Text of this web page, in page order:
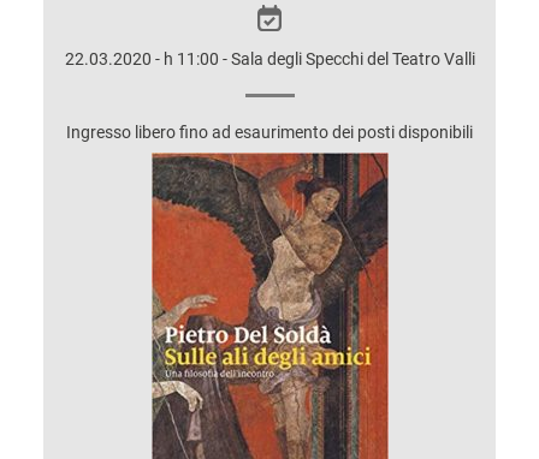
22.03.2020 - h 11:00 - Sala degli Specchi del Teatro Valli
Ingresso libero fino ad esaurimento dei posti disponibili